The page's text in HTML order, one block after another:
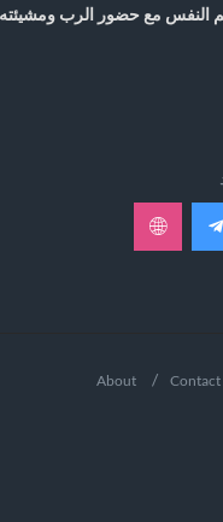
النفس مع حضور الرب ومشيئته
Contact
About